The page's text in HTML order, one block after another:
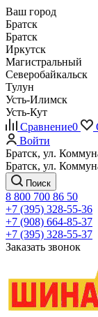
Ваш город
Братск
Братск
Иркутск
Магистральный
Северобайкальск
Тулун
Усть-Илимск
Усть-Кут
Сравнение0
Войти
Братск, ул.
Братск, ул.
Поиск
8 800 700 86 50
+7 (395) 328-55-36
+7 (908) 664-85-37
+7 (395) 328-55-37
Заказать звонок